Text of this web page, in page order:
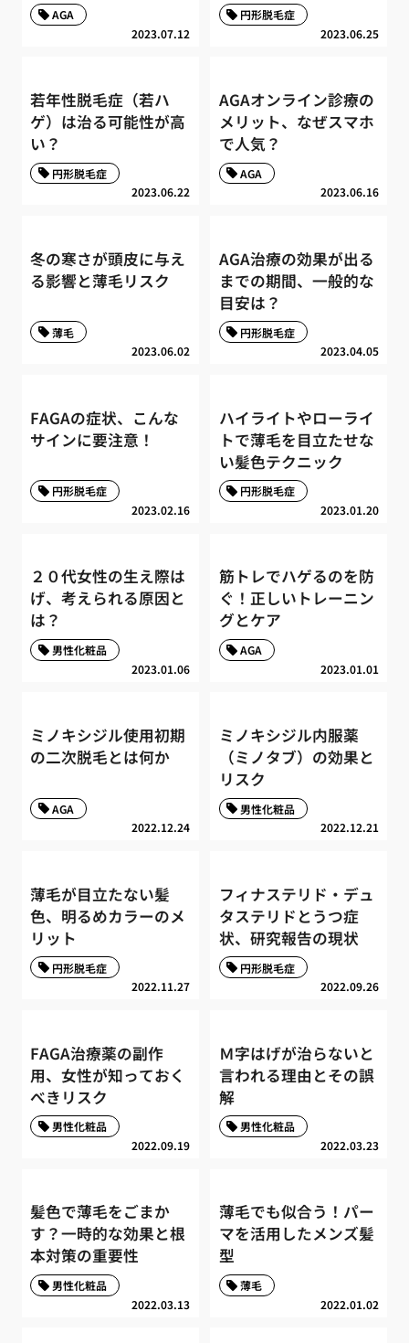
2023.07.12
AGA
2023.06.25
円形脱毛症
若年性脱毛症（若ハ
ゲ）は治る可能性が高
い？
2023.06.22
円形脱毛症
AGAオンライン診療の
メリット、なぜスマホ
で人気？
2023.06.16
AGA
冬の寒さが頭皮に与え
る影響と薄毛リスク
2023.06.02
薄毛
AGA治療の効果が出る
までの期間、一般的な
目安は？
2023.04.05
円形脱毛症
FAGAの症状、こんな
サインに要注意！
2023.02.16
円形脱毛症
ハイライトやローライ
トで薄毛を目立たせな
い髪色テクニック
2023.01.20
円形脱毛症
２０代女性の生え際は
げ、考えられる原因と
は？
2023.01.06
男性化粧品
筋トレでハゲるのを防
ぐ！正しいトレーニン
グとケア
2023.01.01
AGA
ミノキシジル使用初期
の二次脱毛とは何か
2022.12.24
AGA
ミノキシジル内服薬
（ミノタブ）の効果と
リスク
2022.12.21
男性化粧品
薄毛が目立たない髪
色、明るめカラーのメ
リット
2022.11.27
円形脱毛症
フィナステリド・デュ
タステリドとうつ症
状、研究報告の現状
2022.09.26
円形脱毛症
FAGA治療薬の副作
用、女性が知っておく
べきリスク
2022.09.19
男性化粧品
Ｍ字はげが治らないと
言われる理由とその誤
解
2022.03.23
男性化粧品
髪色で薄毛をごまか
す？一時的な効果と根
本対策の重要性
2022.03.13
男性化粧品
薄毛でも似合う！パー
マを活用したメンズ髪
型
2022.01.02
薄毛